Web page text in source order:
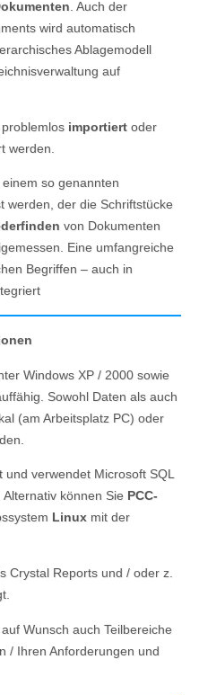
. Auch der
wird automatisch
Ablagemodell
auf
importiert oder
werden.
so genannten
werden, der die Schriftstücke
von Dokumenten
Eine umfangreiche
Begriffen – auch in
Windows XP / 2000 sowie
Sowohl Daten als auch
(am Arbeitsplatz PC) oder
und verwendet Microsoft SQL
Alternativ können Sie PCC-
Linux mit der
Crystal Reports und / oder z.
Wunsch auch Teilbereiche
/ Ihren Anforderungen und